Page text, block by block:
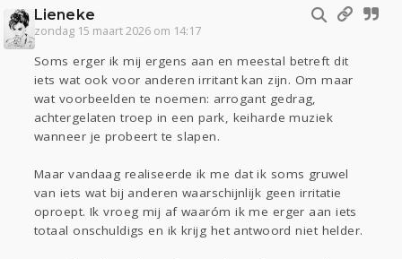
Actueel
Lijf & Lijn
Kinderen
Digi
Zwanger
Psyche Thuis
Klussen
Sport
Contact Viva zoekt
Aangeboden
Doen
Lezen
Lieneke
zondag 15 maart 2026 om 14:17
Soms erger ik mij ergens aan en meestal betreft dit
iets wat ook voor anderen irritant kan zijn. Om maar
wat voorbeelden te noemen: arrogant gedrag,
achtergelaten troep in een park, keiharde muziek
wanneer je probeert te slapen.
Maar vandaag realiseerde ik me dat ik soms gruwel
van iets wat bij anderen waarschijnlijk geen irritatie
oproept. Ik vroeg mij af waaróm ik me erger aan iets
totaal onschuldigs en ik krijg het antwoord niet helder.